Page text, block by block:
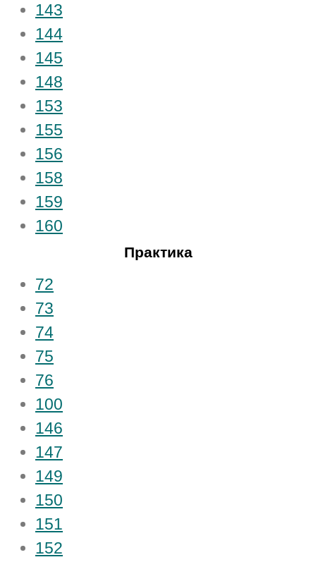
143
144
145
148
153
155
156
158
159
160
Практика
72
73
74
75
76
100
146
147
149
150
151
152